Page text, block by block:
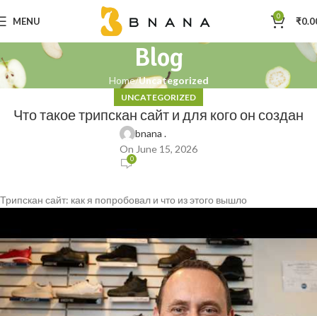
MENU 0 ₹
Blog
Home Uncategorized
UNCATEGORIZED
Что такое трипскан сайт и для кого он создан
bnana .
On June 15, 2026
0
Трипскан сайт: как я попробовал и что из этого вышло